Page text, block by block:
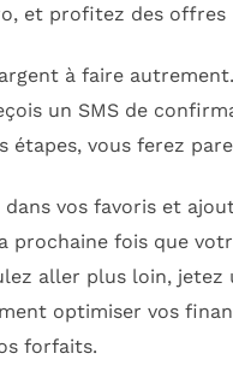
et profitez des
à faire
un SMS de
étapes, vous ferez
dans vos favoris et
prochaine fois que
aller plus loin,
optimiser vos
forfaits.